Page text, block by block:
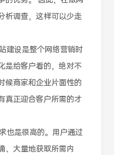
析调查，这样可以少走
设是整个网络营销时
是给客户看的，绝对不
候商家和企业片面性的
真正迎合客户所需的才
是很高的。用户通过
、大量地获取所需内